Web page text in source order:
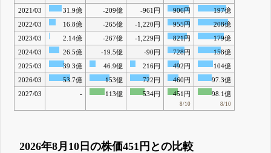
2021/03
31.9億 -209億 -961円 906円
197億
2022/03
16.8億 -265億 -1,220円 955円
208億
2023/03
2.14億 -267億 -1,229円 821円
179億
2024/03
26.5億 -19.5億 -90円 728円
158億
2025/03
39.3億 46.9億 216円 492円
104億
2026/03
53.7億 153億 722円 460円
97.3億
2027/03
- 113億 534円 451円
8/10
98.1億
8/10
2026年8月10日の株価451円との比較